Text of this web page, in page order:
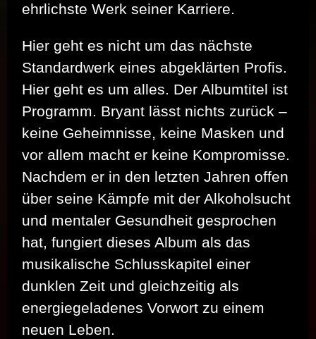
ehrlichste Werk seiner Karriere.
Hier geht es nicht um das nächste
Standardwerk eines abgeklärten Profis.
Hier geht es um alles. Der Albumtitel ist
Programm. Bryant lässt nichts zurück –
keine Geheimnisse, keine Masken und
vor allem macht er keine Kompromisse.
Nachdem er in den letzten Jahren offen
über seine Kämpfe mit der Alkoholsucht
und mentaler Gesundheit gesprochen
hat, fungiert dieses Album als das
musikalische Schlusskapitel einer
dunklen Zeit und gleichzeitig als
energiegeladenes Vorwort zu einem
neuen Leben.